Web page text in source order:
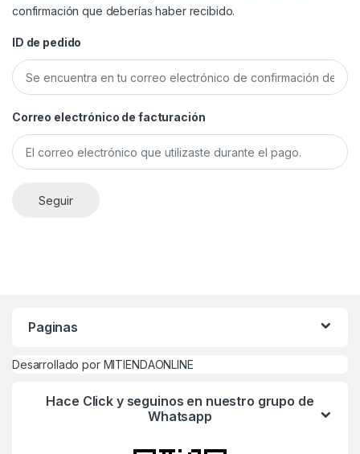
confirmación que deberías haber recibido.
ID de pedido
Correo electrónico de facturación
Seguir
Paginas
Desarrollado por MITIENDAONLINE
Hace Click y seguinos en nuestro grupo de
Whatsapp